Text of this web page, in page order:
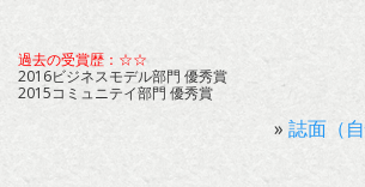
過去の受賞歴：☆☆
2016ビジネスモデル部門 優秀賞
2015コミュニテイ部門 優秀賞
» 誌面（